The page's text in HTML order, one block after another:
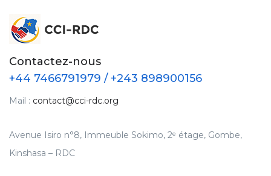
Contactez-nous
+44 7466791979 / +243 898900156
Mail : contact@cci-rdc.org
Avenue Isiro n°8, Immeuble Sokimo, 2ᵉ étage, Gombe,
Kinshasa – RDC